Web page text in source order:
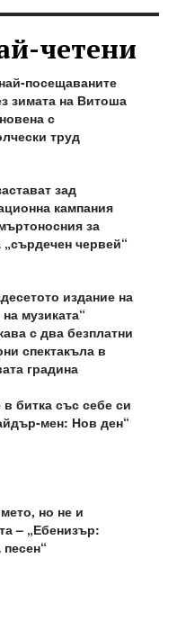
четени
посещаваните
зимата на Витоша
с
труд
зад
кампания
за
„сърдечен червей“
издание на
музиката“
с два безплатни
спектакъла в
градина
битка със себе си
мен: Нов ден“
но не и
– „Ебенизър: